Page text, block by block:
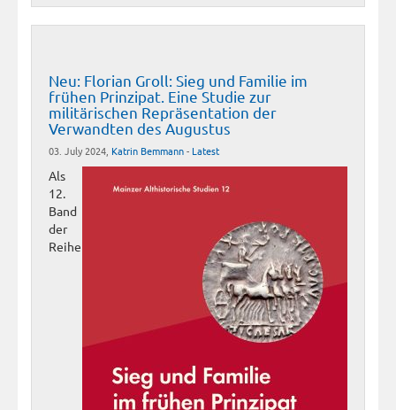
Neu: Florian Groll: Sieg und Familie im
frühen Prinzipat. Eine Studie zur
militärischen Repräsentation der
Verwandten des Augustus
03. July 2024, Katrin Bemmann- Latest
Als
12.
Band
der
Reihe